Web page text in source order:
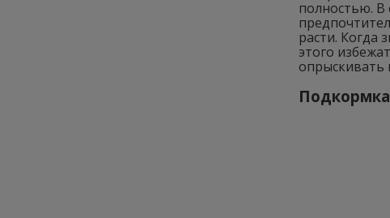
полностью. В
расти. Когда
этого
опрыскивать
Подкормка